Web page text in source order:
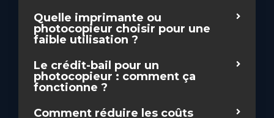
Quelle imprimante ou
photocopieur choisir pour une
faible utilisation ?
Le crédit-bail pour un
photocopieur : comment ça
fonctionne ?
Comment réduire les coûts